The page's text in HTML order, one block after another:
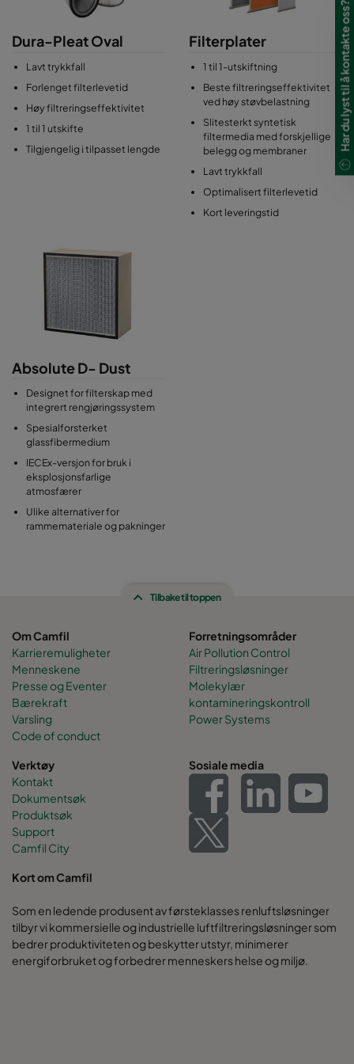
Dura-Pleat Oval
Lavt trykkfall
Forlenget filterlevetid
Høy filtreringseffektivitet
1 til 1 utskifte
Tilgjengelig i tilpasset lengde
Filterplater
1 til 1-utskiftning
Beste filtreringseffektivitet
ved høy støvbelastning
Slitesterkt syntetisk
filtermedia med forskjellige
belegg og membraner
Lavt trykkfall
Optimalisert filterlevetid
Kort leveringstid
Absolute D- Dust
Designet for filterskap med
integrert rengjøringssystem
Spesialforsterket
glassfibermedium
IECEx-versjon for bruk i
eksplosjonsfarlige
atmosfærer
Ulike alternativer for
rammemateriale og pakninger
Tilbake til toppen
Om Camfil
Karrieremuligheter
Menneskene
Presse og Eventer
Bærekraft
Varsling
Code of conduct
Forretningsområder
Air Pollution Control
Filtreringsløsninger
Molekylær
kontamineringskontroll
Power Systems
Verktøy
Kontakt
Dokumentsøk
Produktsøk
Support
Camfil City
Sosiale media
Kort om Camfil
Som en ledende produsent av førsteklasses renluftsløsninger
tilbyr vi kommersielle og industrielle luftfiltreringsløsninger som
bedrer produktiviteten og beskytter utstyr, minimerer
energiforbruket og forbedrer menneskers helse og miljø.
Har du lyst til å kontakte oss?